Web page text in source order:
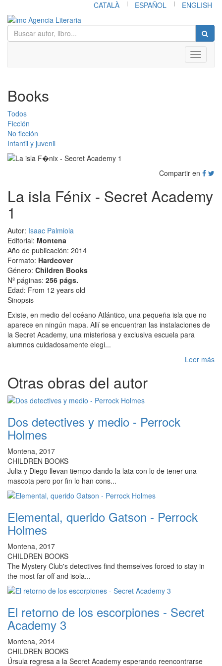
CATALÀ | ESPAÑOL | ENGLISH
Toggle
Books
Todos
Ficción
No ficción
Infantil y juvenil
Compartir en
La isla Fénix - Secret Academy
1
Autor: Isaac Palmiola
Editorial: Montena
Año de publicación: 2014
Formato: Hardcover
Género: Children Books
Nº páginas: 256 págs.
Edad: From 12 years old
Sinopsis
Existe, en medio del océano Atlántico, una pequeña isla que no
aparece en ningún mapa. Allí se encuentran las instalaciones de
la Secret Academy, una misteriosa y exclusiva escuela para
alumnos cuidadosamente elegi...
Leer más
Otras obras del autor
Dos detectives y medio - Perrock
Holmes
Montena, 2017
CHILDREN BOOKS
Julia y Diego llevan tiempo dando la lata con lo de tener una
mascota pero por fin lo han cons...
Elemental, querido Gatson - Perrock
Holmes
Montena, 2017
CHILDREN BOOKS
The Mystery Club's detectives find themselves forced to stay in
the most far off and isola...
El retorno de los escorpiones - Secret
Academy 3
Montena, 2014
CHILDREN BOOKS
Úrsula regresa a la Secret Academy esperando reencontrarse